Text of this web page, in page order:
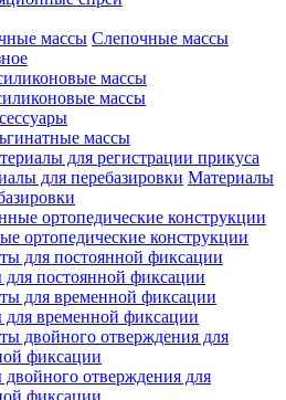
Слепочные массы
массы
массы
массы
для регистрации прикуса
Материалы
ортопедические конструкции
постоянной фиксации
временной фиксации
отверждения для
фиксации